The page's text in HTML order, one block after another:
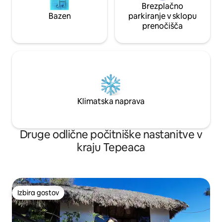
Bazen
Brezplačno
parkiranje v sklopu
prenočišča
Klimatska naprava
Druge odlične počitniške nastanitve v
kraju Tepeaca
Izbira gostov
Izbira gostov